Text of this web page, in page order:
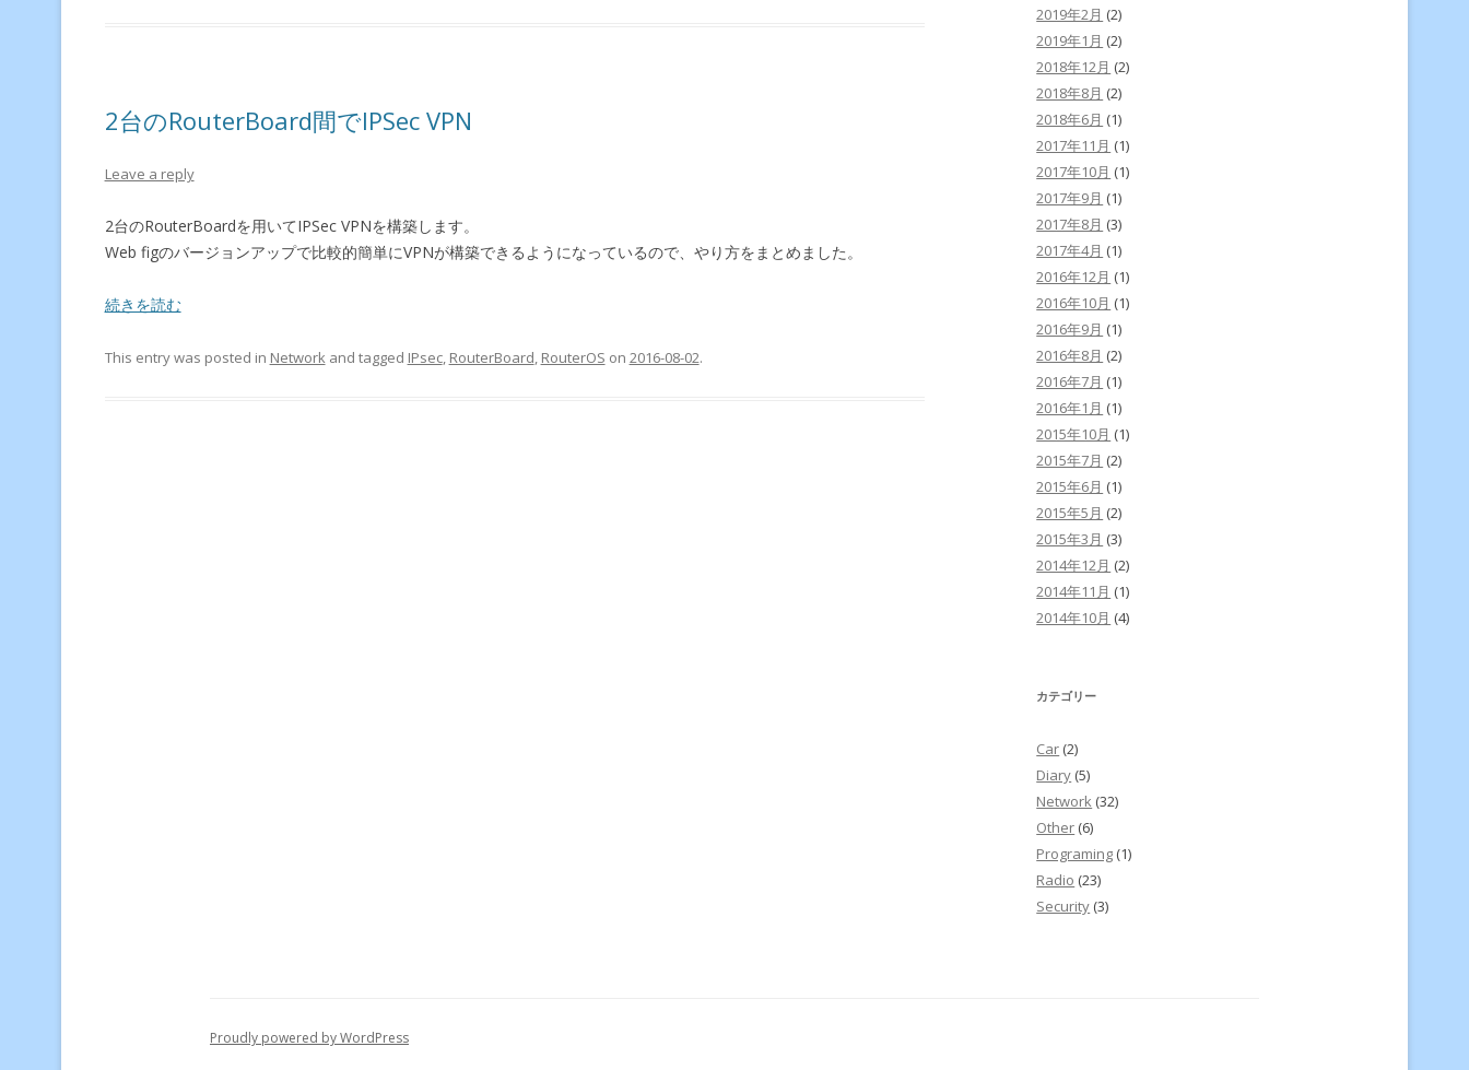
2台のRouterBoard間でIPSec VPN
Leave a reply
2台のRouterBoardを用いてIPSec VPNを構築します。
Web figのバージョンアップで比較的簡単にVPNが構築できるようになっているので、やり方をまとめました。
続きを読む
This entry was posted in Networkand tagged IPsec, RouterBoard, RouterOS on 2016-08-02.
2019年2月 (2)
2019年1月 (2)
2018年12月 (2)
2018年8月 (2)
2018年6月 (1)
2017年11月 (1)
2017年10月 (1)
2017年9月 (1)
2017年8月 (3)
2017年4月 (1)
2016年12月 (1)
2016年10月 (1)
2016年9月 (1)
2016年8月 (2)
2016年7月 (1)
2016年1月 (1)
2015年10月 (1)
2015年7月 (2)
2015年6月 (1)
2015年5月 (2)
2015年3月 (3)
2014年12月 (2)
2014年11月 (1)
2014年10月 (4)
カテゴリー
Car (2)
Diary (5)
Network (32)
Other (6)
Programing (1)
Radio (23)
Security (3)
Proudly powered by WordPress